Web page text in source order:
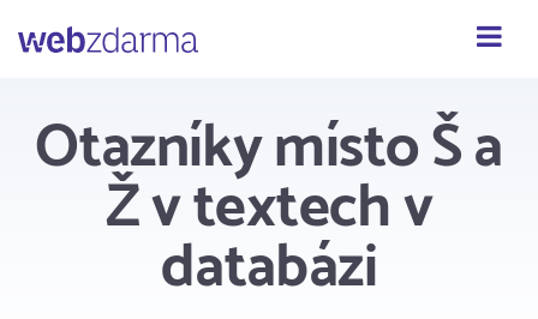
Webzdarma
Otazníky místo Š a
Ž v textech v
databázi